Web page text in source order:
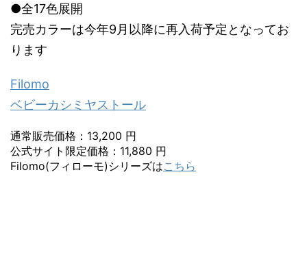
●全17色展開
完売カラーは今年9月以降に再入荷予定となってお
ります
Filomo
ベビーカシミヤストール
通常販売価格：13,200 円
公式サイト限定価格：11,880 円
Filomo(フィローモ)シリーズはこちら